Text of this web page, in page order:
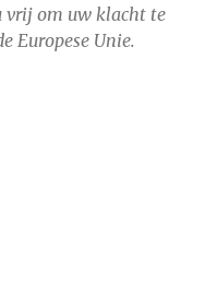
vrij om uw klacht te
Europese Unie.